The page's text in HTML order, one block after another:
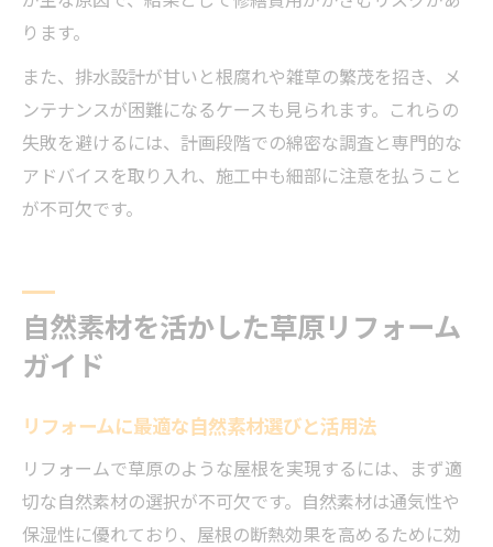
ります。
また、排水設計が甘いと根腐れや雑草の繁茂を招き、メ
ンテナンスが困難になるケースも見られます。これらの
失敗を避けるには、計画段階での綿密な調査と専門的な
アドバイスを取り入れ、施工中も細部に注意を払うこと
が不可欠です。
自然素材を活かした草原リフォーム
ガイド
リフォームに最適な自然素材選びと活用法
リフォームで草原のような屋根を実現するには、まず適
切な自然素材の選択が不可欠です。自然素材は通気性や
保湿性に優れており、屋根の断熱効果を高めるために効